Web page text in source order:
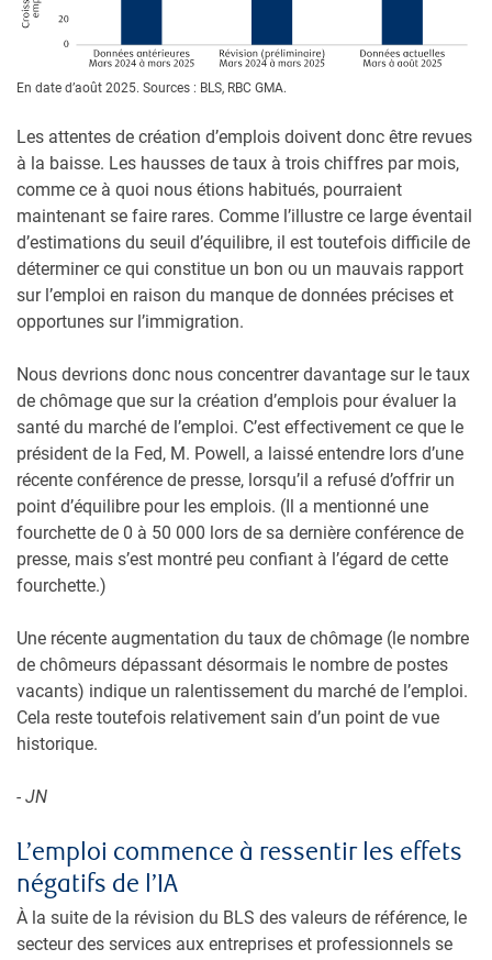
En date d’août 2025. Sources : BLS, RBC GMA.
Les attentes de création d’emplois doivent donc être revues
à la baisse. Les hausses de taux à trois chiffres par mois,
comme ce à quoi nous étions habitués, pourraient
maintenant se faire rares. Comme l’illustre ce large éventail
d’estimations du seuil d’équilibre, il est toutefois difficile de
déterminer ce qui constitue un bon ou un mauvais rapport
sur l’emploi en raison du manque de données précises et
opportunes sur l’immigration.
Nous devrions donc nous concentrer davantage sur le taux
de chômage que sur la création d’emplois pour évaluer la
santé du marché de l’emploi. C’est effectivement ce que le
président de la Fed, M. Powell, a laissé entendre lors d’une
récente conférence de presse, lorsqu’il a refusé d’offrir un
point d’équilibre pour les emplois. (Il a mentionné une
fourchette de 0 à 50 000 lors de sa dernière conférence de
presse, mais s’est montré peu confiant à l’égard de cette
fourchette.)
Une récente augmentation du taux de chômage (le nombre
de chômeurs dépassant désormais le nombre de postes
vacants) indique un ralentissement du marché de l’emploi.
Cela reste toutefois relativement sain d’un point de vue
historique.
- JN
L’emploi commence à ressentir les effets
négatifs de l’IA
À la suite de la révision du BLS des valeurs de référence, le
secteur des services aux entreprises et professionnels se